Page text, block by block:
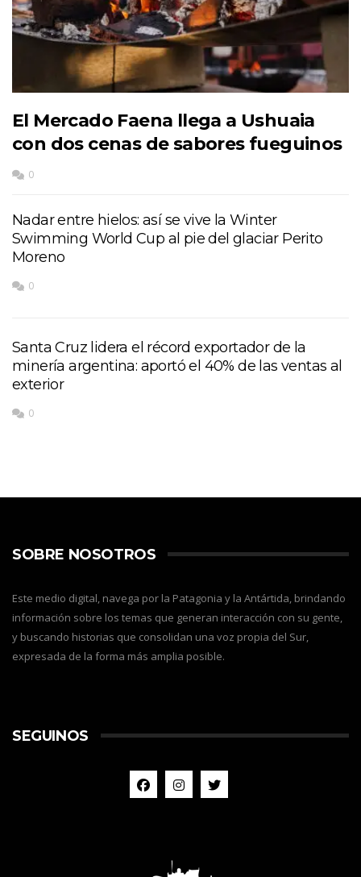
El Mercado Faena llega a Ushuaia
con dos cenas de sabores fueguinos
0
Nadar entre hielos: así se vive la Winter
Swimming World Cup al pie del glaciar Perito
Moreno
0
Santa Cruz lidera el récord exportador de la
minería argentina: aportó el 40% de las ventas al
exterior
0
SOBRE NOSOTROS
Este medio digital, navega por la Patagonia y la Antártida, brindando
información sobre los temas que generan interacción con su gente,
y buscando historias que consolidan una voz propia del Sur,
expresada de la forma más amplia posible.
SEGUINOS